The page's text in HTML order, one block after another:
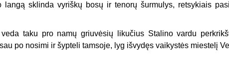
langą sklinda vyriškų bosų ir tenorų šurmulys, retsykiais
taku pro namų griuvėsių likučius Stalino vardu
po nosimi ir šypteli tamsoje, lyg išvydęs vaikystės miestelį